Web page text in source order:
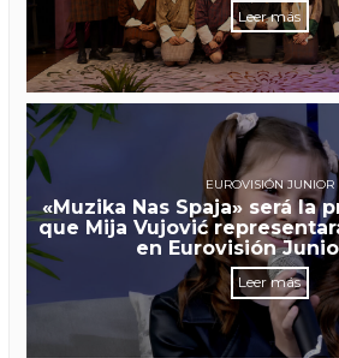
Leer más
EUROVISIÓN JUNIOR
«Muzika Nas Spaja» será la
que Mija Vujović
en Eurovisión
Leer más